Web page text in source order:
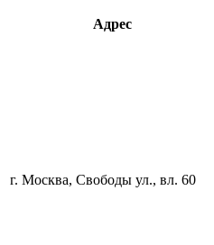
Адрес
г. Москва, Свободы ул., вл. 60